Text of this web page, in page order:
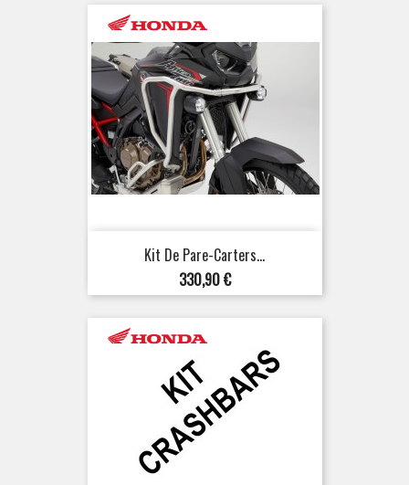
Kit De Pare-Carters...
Prix
330,90 €